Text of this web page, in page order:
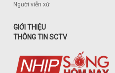
Người viễn xứ
GIỚI THIỆU
THÔNG TIN SCTV